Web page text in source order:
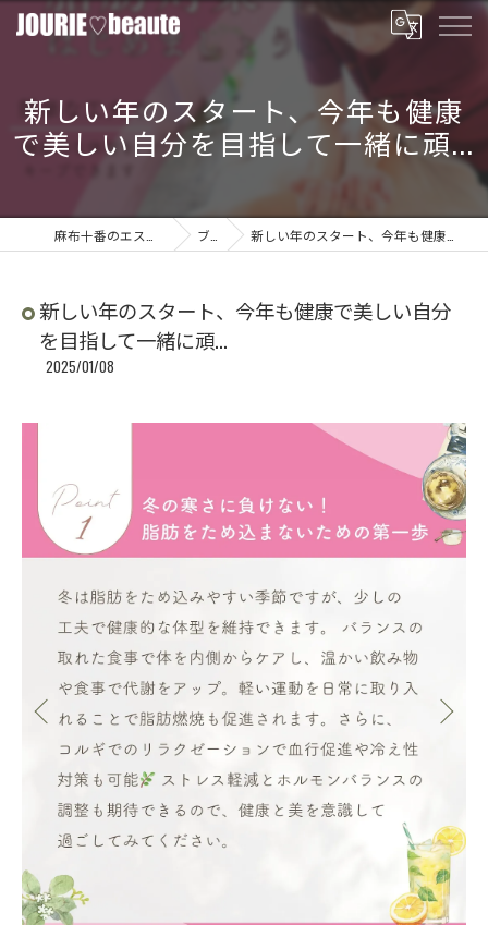
新しい年のスタート、今年も健康
で美しい自分を目指して一緒に頑...
ブログ 新しい年のスタート、今年も健康で美しい自分を目指して一緒に頑...
新しい年のスタート、今年も健康で美しい自分
を目指して一緒に頑...
2025/01/08